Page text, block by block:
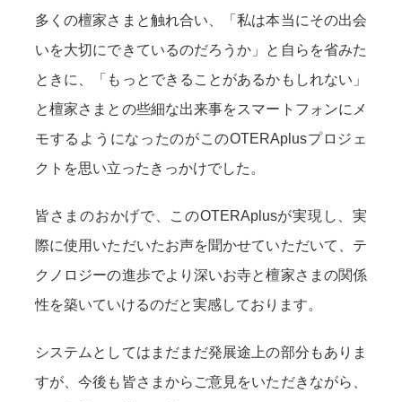
多くの檀家さまと触れ合い、「私は本当にその出会
いを大切にできているのだろうか」と自らを省みた
ときに、「もっとできることがあるかもしれない」
と檀家さまとの些細な出来事をスマートフォンにメ
モするようになったのがこのOTERAplusプロジェ
クトを思い立ったきっかけでした。
皆さまのおかげで、このOTERAplusが実現し、実
際に使用いただいたお声を聞かせていただいて、テ
クノロジーの進歩でより深いお寺と檀家さまの関係
性を築いていけるのだと実感しております。
システムとしてはまだまだ発展途上の部分もありま
すが、今後も皆さまからご意見をいただきながら、